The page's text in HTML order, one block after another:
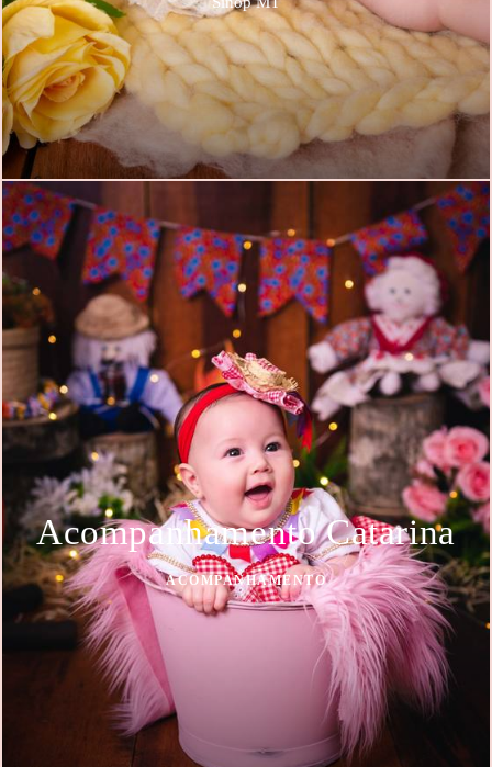
Acompanhamento Catarina
ACOMPANHAMENTO